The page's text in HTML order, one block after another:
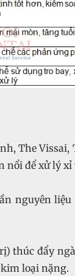
The Vissai,
để xử lý xỉ
nguyên liệu
thúc đẩy
loại nặng.